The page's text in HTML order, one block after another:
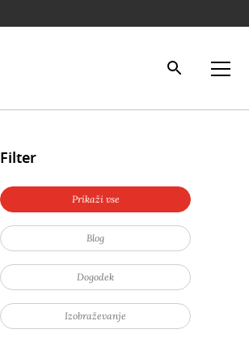
Iskalnik Odpri
Filter
Prikaži vse
Blog
Dogodek
Izobraževanje